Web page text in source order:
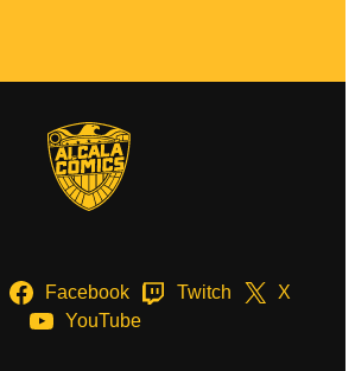
Facebook Twitch
X
YouTube